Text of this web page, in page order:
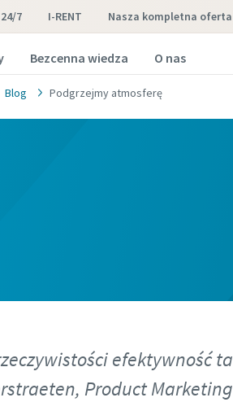
7 I-RENT nasza kompletna oferta
Bezcenna wiedza O nas
Blog Podgrzejmy atmosferę
efektywność ta
Product Marketing